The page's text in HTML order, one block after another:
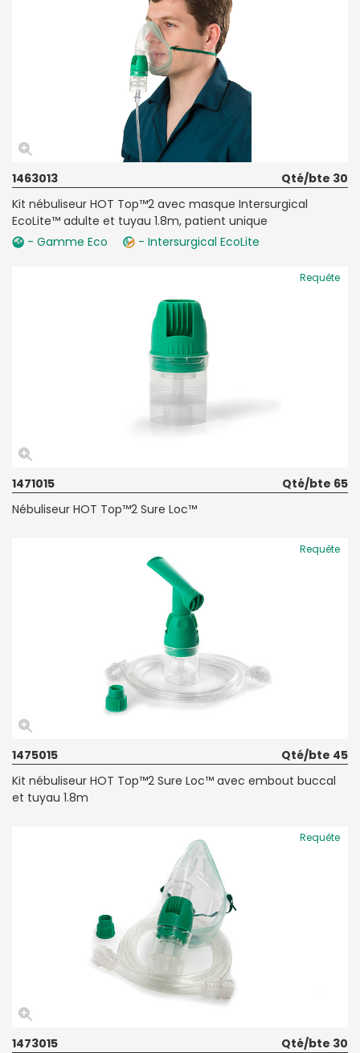
1463013
Qté/bte 30
Kit nébuliseur HOT Top™2 avec masque Intersurgical
EcoLite™ adulte et tuyau 1.8m, patient unique
- Gamme Eco
- Intersurgical EcoLite
Requête
1471015
Qté/bte 65
Nébuliseur HOT Top™2 Sure Loc™
Requête
1475015
Qté/bte 45
Kit nébuliseur HOT Top™2 Sure Loc™ avec embout buccal
et tuyau 1.8m
Requête
1473015
Qté/bte 30